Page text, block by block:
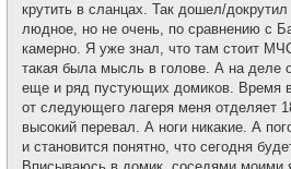
крутить в сланцах. Так дошел/
людное, но не очень, по сравнению с
камерно. Я уже знал, что там стоит
такая была мысль в голове. А на деле
еще и ряд пустующих домиков. Время
от следующего лагеря меня отделяет
высокий перевал. А ноги никакие. А
и становится понятно, что сегодня